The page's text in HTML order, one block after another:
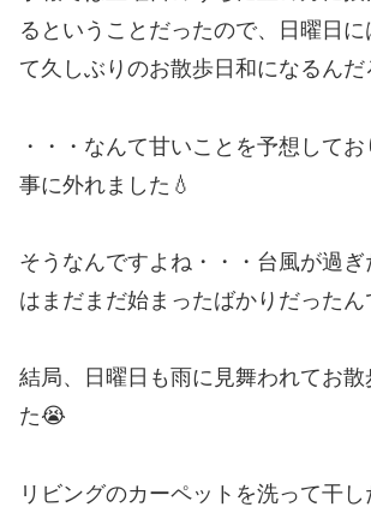
るということだったので、日曜日
て久しぶりのお散歩日和になるんだ
・・・なんて甘いことを予想して
事に外れました💧
そうなんですよね・・・台風が過
はまだまだ始まったばかりだったん
結局、日曜日も雨に見舞われてお散
た😭
リビングのカーペットを洗って干